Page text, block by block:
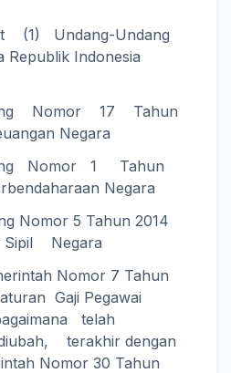
Undang-Undang
Indonesia
Nomor 17 Tahun
Negara
Nomor 1 Tahun
Negara
Nomor 5 Tahun 2014
Sipil Negara
Nomor 7 Tahun
Gaji Pegawai
telah
terakhir dengan
Nomor 30 Tahun